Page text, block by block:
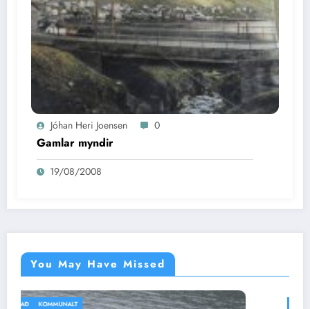
Jóhan Heri Joensen 0
Gamlar myndir
19/08/2008
You May Have Missed
IKKI BÓLKAÐ VEÐRIÐ